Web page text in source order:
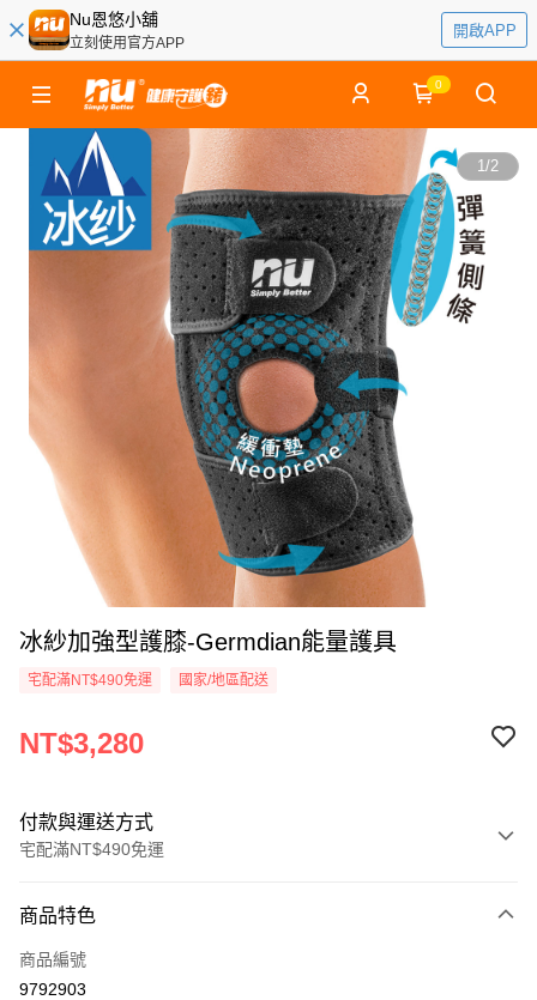
Nu恩悠小舖
立刻使用官方APP
開啟APP
0
1/2
冰紗加強型護膝-Germdian能量護具
宅配滿NT$490免運 國家/地區配送
NT$3,280
付款與運送方式
宅配滿NT$490免運
信用卡一次付款
信用卡分期付款
商品特色
商品編號
9792903